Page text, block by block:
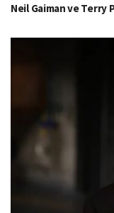
Neil Gaiman ve Terry